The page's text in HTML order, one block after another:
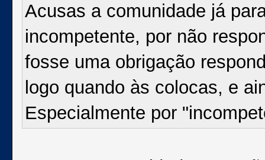
Acusas a comunidade já
incompetente, por não
fosse uma obrigação
logo quando às colocas, e
Especialmente por